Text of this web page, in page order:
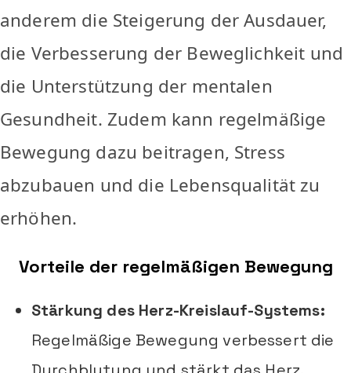
anderem die Steigerung der Ausdauer,
die Verbesserung der Beweglichkeit und
die Unterstützung der mentalen
Gesundheit. Zudem kann regelmäßige
Bewegung dazu beitragen, Stress
abzubauen und die Lebensqualität zu
erhöhen.
Vorteile der regelmäßigen Bewegung
Stärkung des Herz-Kreislauf-Systems:
Regelmäßige Bewegung verbessert die